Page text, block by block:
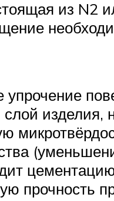
из N2
прочность